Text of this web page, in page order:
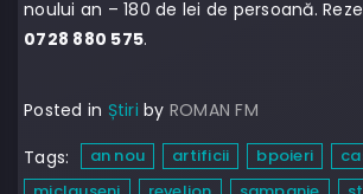
noului an – 180 de lei de persoană.
0728 880 575.
Posted in Știri by ROMAN FM
Tags:
an nou artificii bpoieri